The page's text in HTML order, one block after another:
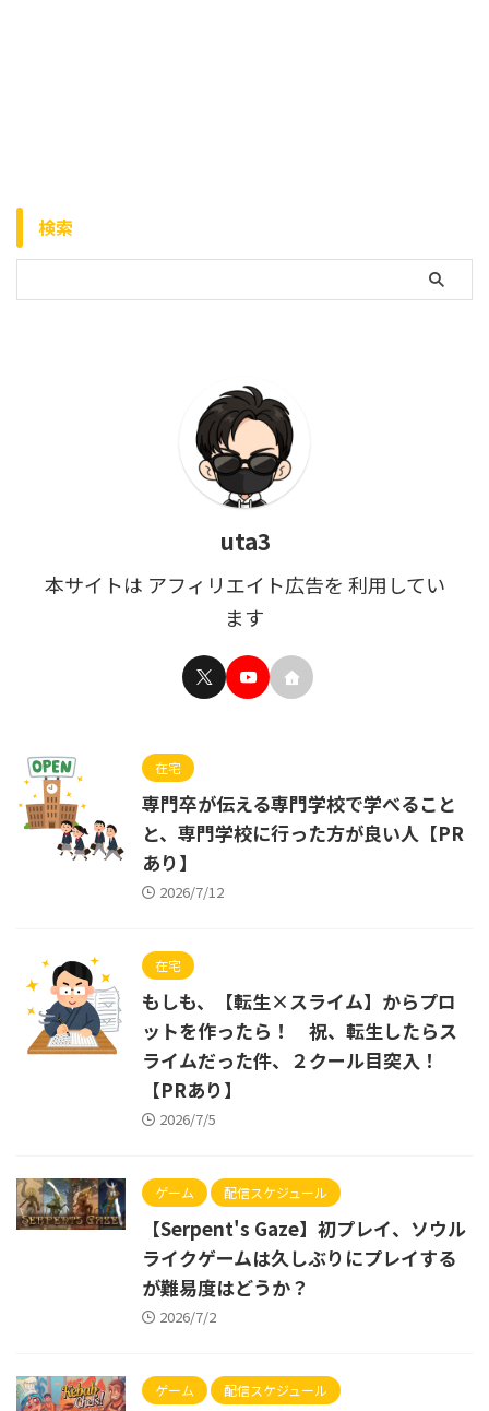
検索
uta3
本サイトは アフィリエイト広告を 利用してい
ます
在宅
専門卒が伝える専門学校で学べること
と、専門学校に行った方が良い人【PR
あり】
2026/7/12
在宅
もしも、【転生×スライム】からプロ
ットを作ったら！ 祝、転生したらス
ライムだった件、２クール目突入！
【PRあり】
2026/7/5
ゲーム 配信スケジュール
【Serpent's Gaze】初プレイ、ソウル
ライクゲームは久しぶりにプレイする
が難易度はどうか？
2026/7/2
ゲーム 配信スケジュール